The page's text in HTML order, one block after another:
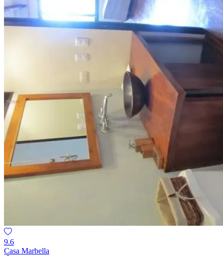
9.6
Casa Marbella